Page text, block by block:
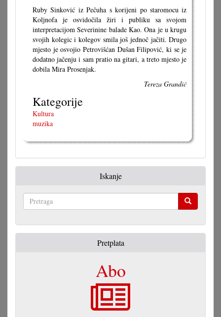
Ruby Sinković iz Pečuha s korijeni po staromocu iz
Koljnofa je osvidočila žiri i publiku sa svojom
interpretacijom Severinine balade Kao. Ona je u krugu
svojih kolegic i kolegov smila još jednoč jačiti. Drugo
mjesto je osvojio Petrovišćan Dušan Filipović, ki se je
dodatno jačenju i sam pratio na gitari, a treto mjesto je
dobila Mira Prosenjak.
Tereza Grandić
Kategorije
Kultura
muzika
Iskanje
Pretplata
Abo